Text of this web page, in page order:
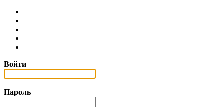
Войти
Пароль